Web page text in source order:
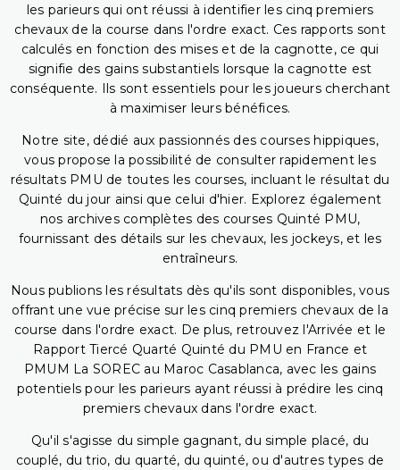
les parieurs qui ont réussi à identifier les cinq premiers
chevaux de la course dans l'ordre exact. Ces rapports sont
calculés en fonction des mises et de la cagnotte, ce qui
signifie des gains substantiels lorsque la cagnotte est
conséquente. Ils sont essentiels pour les joueurs cherchant
à maximiser leurs bénéfices.
Notre site, dédié aux passionnés des courses hippiques,
vous propose la possibilité de consulter rapidement les
résultats PMU de toutes les courses, incluant le résultat du
Quinté du jour ainsi que celui d'hier. Explorez également
nos archives complètes des courses Quinté PMU,
fournissant des détails sur les chevaux, les jockeys, et les
entraîneurs.
Nous publions les résultats dès qu'ils sont disponibles, vous
offrant une vue précise sur les cinq premiers chevaux de la
course dans l'ordre exact. De plus, retrouvez l'Arrivée et le
Rapport Tiercé Quarté Quinté du PMU en France et
PMUM La SOREC au Maroc Casablanca, avec les gains
potentiels pour les parieurs ayant réussi à prédire les cinq
premiers chevaux dans l'ordre exact.
Qu'il s'agisse du simple gagnant, du simple placé, du
couplé, du trio, du quarté, du quinté, ou d'autres types de